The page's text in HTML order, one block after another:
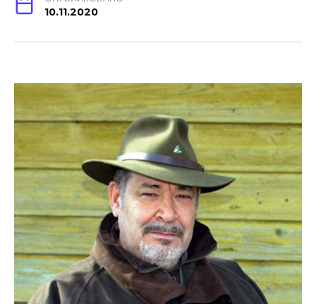
10.11.2020